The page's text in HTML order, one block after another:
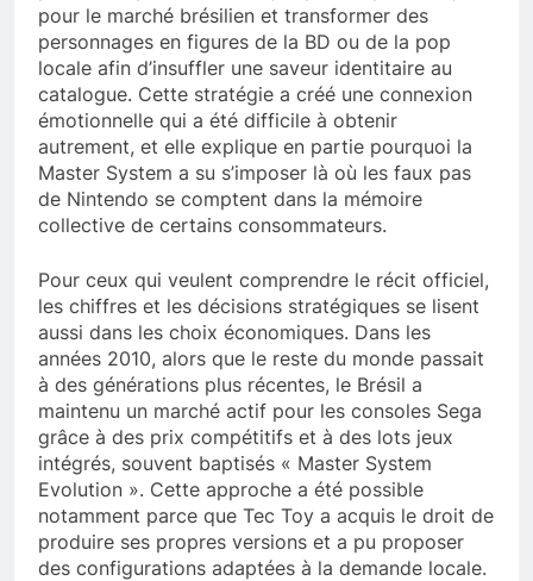
pour le marché brésilien et transformer des
personnages en figures de la BD ou de la pop
locale afin d’insuffler une saveur identitaire au
catalogue. Cette stratégie a créé une connexion
émotionnelle qui a été difficile à obtenir
autrement, et elle explique en partie pourquoi la
Master System a su s’imposer là où les faux pas
de Nintendo se comptent dans la mémoire
collective de certains consommateurs.
Pour ceux qui veulent comprendre le récit officiel,
les chiffres et les décisions stratégiques se lisent
aussi dans les choix économiques. Dans les
années 2010, alors que le reste du monde passait
à des générations plus récentes, le Brésil a
maintenu un marché actif pour les consoles Sega
grâce à des prix compétitifs et à des lots jeux
intégrés, souvent baptisés « Master System
Evolution ». Cette approche a été possible
notamment parce que Tec Toy a acquis le droit de
produire ses propres versions et a pu proposer
des configurations adaptées à la demande locale.